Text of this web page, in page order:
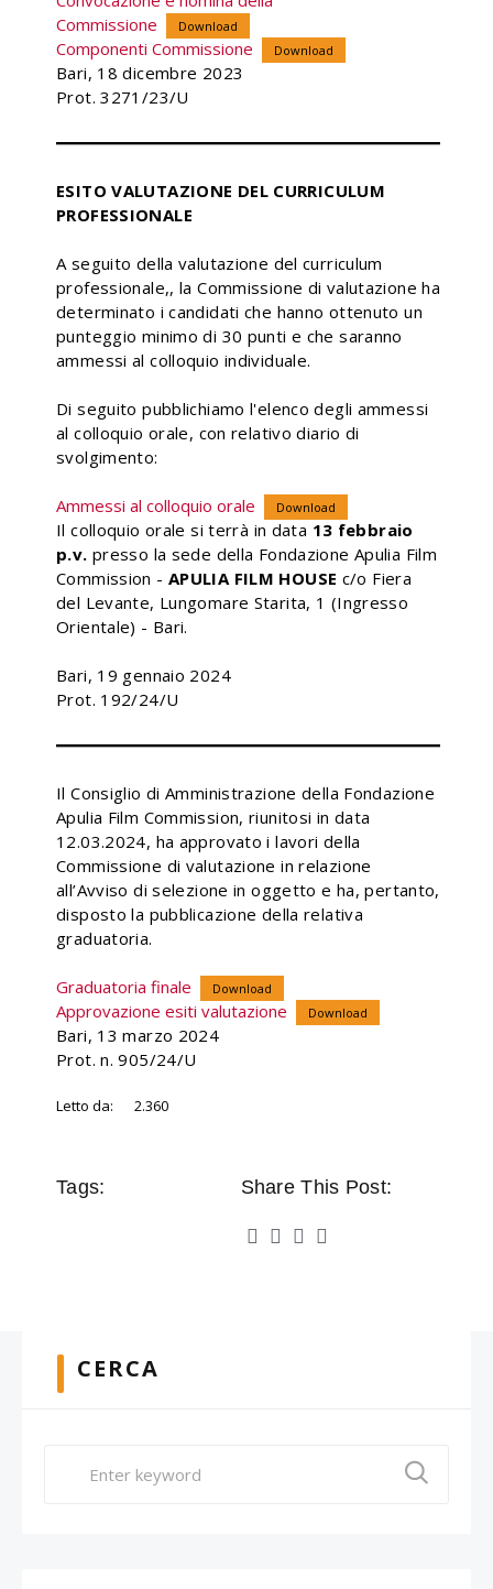
Commissione
Download
Componenti Commissione Download
Bari, 18 dicembre 2023
Prot. 3271/23/U
ESITO VALUTAZIONE DEL CURRICULUM
PROFESSIONALE
A seguito della valutazione del curriculum
professionale,, la Commissione di valutazione ha
determinato i candidati che hanno ottenuto un
punteggio minimo di 30 punti e che saranno
ammessi al colloquio individuale.
Di seguito pubblichiamo l'elenco degli ammessi
al colloquio orale, con relativo diario di
svolgimento:
Ammessi al colloquio orale Download
Il colloquio orale si terrà in data 13 febbraio
p.v. presso la sede della Fondazione Apulia Film
Commission - APULIA FILM HOUSE c/o Fiera
del Levante, Lungomare Starita, 1 (Ingresso
Orientale) - Bari.
Bari, 19 gennaio 2024
Prot. 192/24/U
Il Consiglio di Amministrazione della Fondazione
Apulia Film Commission, riunitosi in data
12.03.2024, ha approvato i lavori della
Commissione di valutazione in relazione
all’Avviso di selezione in oggetto e ha, pertanto,
disposto la pubblicazione della relativa
graduatoria.
Graduatoria finale Download
Approvazione esiti valutazione Download
Bari, 13 marzo 2024
Prot. n. 905/24/U
Letto da: 2.360
Tags: Share This Post:
CERCA